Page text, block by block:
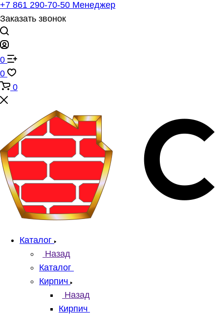
+7 861 290-70-50 Менеджер
Заказать звонок
0
0
0
Каталог
Назад
Каталог
Кирпич
Назад
Кирпич